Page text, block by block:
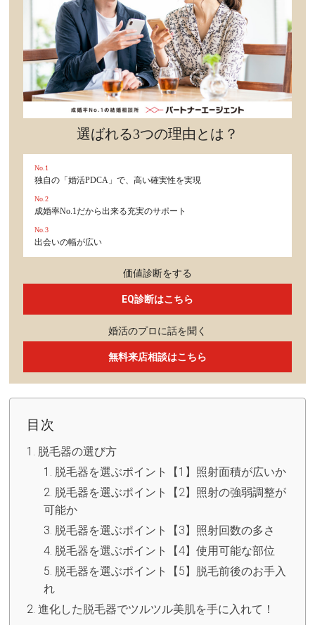
選ばれる3つの理由とは？
No.1
独自の「婚活PDCA」で、高い確実性を実現
No.2
成婚率No.1だから出来る充実のサポート
No.3
出会いの幅が広い
価値診断をする
EQ診断はこちら
婚活のプロに話を聞く
無料来店相談はこちら
目次
脱毛器の選び方
脱毛器を選ぶポイント【1】照射面積が広いか
脱毛器を選ぶポイント【2】照射の強弱調整が
可能か
脱毛器を選ぶポイント【3】照射回数の多さ
脱毛器を選ぶポイント【4】使用可能な部位
脱毛器を選ぶポイント【5】脱毛前後のお手入
れ
進化した脱毛器でツルツル美肌を手に入れて！